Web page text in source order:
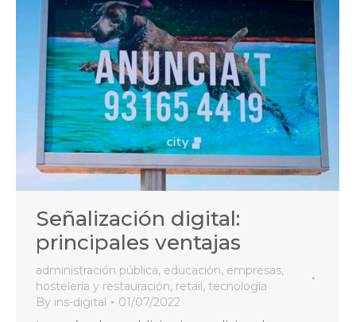
Señalización digital:
principales ventajas
administración pública, educación, empresas,
hostelería y restauración, retail, tecnología
By ins-digital 01/07/2022